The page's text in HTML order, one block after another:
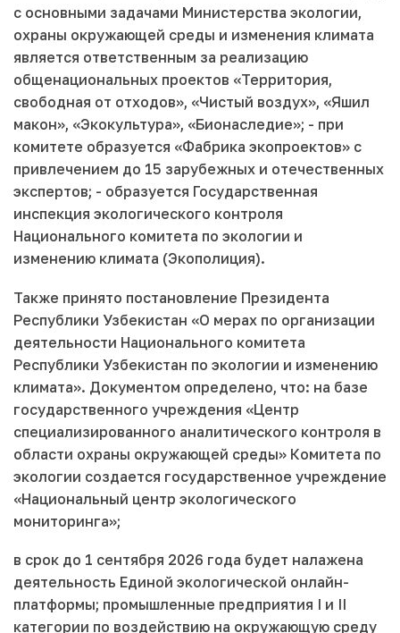
с основными задачами Министерства экологии,
охраны окружающей среды и изменения климата
является ответственным за реализацию
общенациональных проектов «Территория,
свободная от отходов», «Чистый воздух», «Яшил
макон», «Экокультура», «Бионаследие»; - при
комитете образуется «Фабрика экопроектов» с
привлечением до 15 зарубежных и отечественных
экспертов; - образуется Государственная
инспекция экологического контроля
Национального комитета по экологии и
изменению климата (Экополиция).
Также принято постановление Президента
Республики Узбекистан «О мерах по организации
деятельности Национального комитета
Республики Узбекистан по экологии и изменению
климата». Документом определено, что: на базе
государственного учреждения «Центр
специализированного аналитического контроля в
области охраны окружающей среды» Комитета по
экологии создается государственное учреждение
«Национальный центр экологического
мониторинга»;
в срок до 1 сентября 2026 года будет налажена
деятельность Единой экологической онлайн-
платформы; промышленные предприятия I и II
категории по воздействию на окружающую среду